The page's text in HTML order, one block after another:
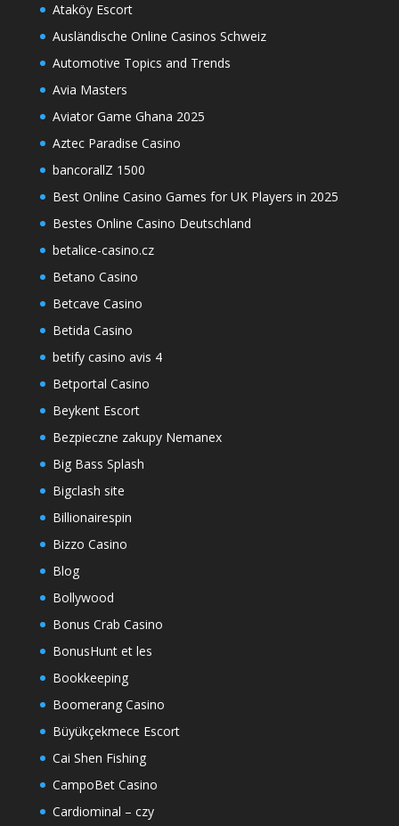
Ataköy Escort
Ausländische Online Casinos Schweiz
Automotive Topics and Trends
Avia Masters
Aviator Game Ghana 2025
Aztec Paradise Casino
bancorallZ 1500
Best Online Casino Games for UK Players in 2025
Bestes Online Casino Deutschland
betalice-casino.cz
Betano Casino
Betcave Casino
Betida Casino
betify casino avis 4
Betportal Casino
Beykent Escort
Bezpieczne zakupy Nemanex
Big Bass Splash
Bigclash site
Billionairespin
Bizzo Casino
Blog
Bollywood
Bonus Crab Casino
BonusHunt et les
Bookkeeping
Boomerang Casino
Büyükçekmece Escort
Cai Shen Fishing
CampoBet Casino
Cardiominal – czy